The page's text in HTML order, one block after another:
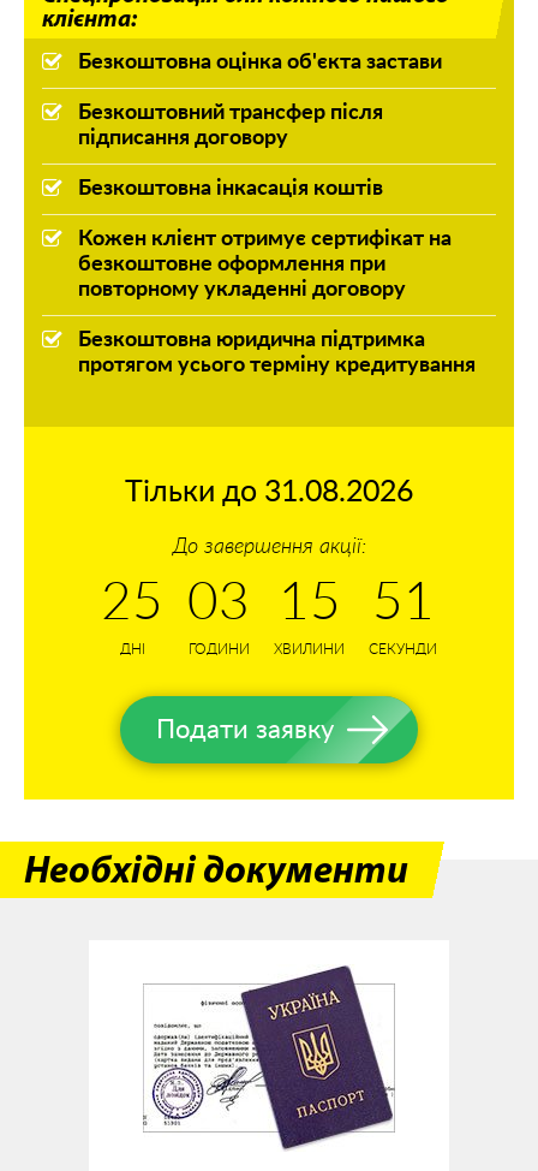
клієнта:
Безкоштовна оцінка об'єкта застави
Безкоштовний трансфер після
підписання договору
Безкоштовна інкасація коштів
Кожен клієнт отримує сертифікат на
безкоштовне оформлення при
повторному укладенні договору
Безкоштовна юридична підтримка
протягом усього терміну кредитування
Тільки до 31.08.2026
До завершення акції:
25
ДНІ
03
ГОДИНИ
15
ХВИЛИНИ
51
СЕКУНДИ
Подати заявку
Необхідні документи